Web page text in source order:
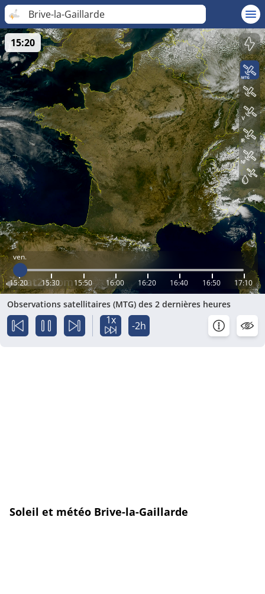
Brive-la-Gaillarde
ven.
15:20 15:30 15:50 16:00 16:20 16:40 16:50 17:10
15:20
Observations satellitaires (MTG) des 2 dernières heures
1x -2h
Soleil et météo Brive-la-Gaillarde